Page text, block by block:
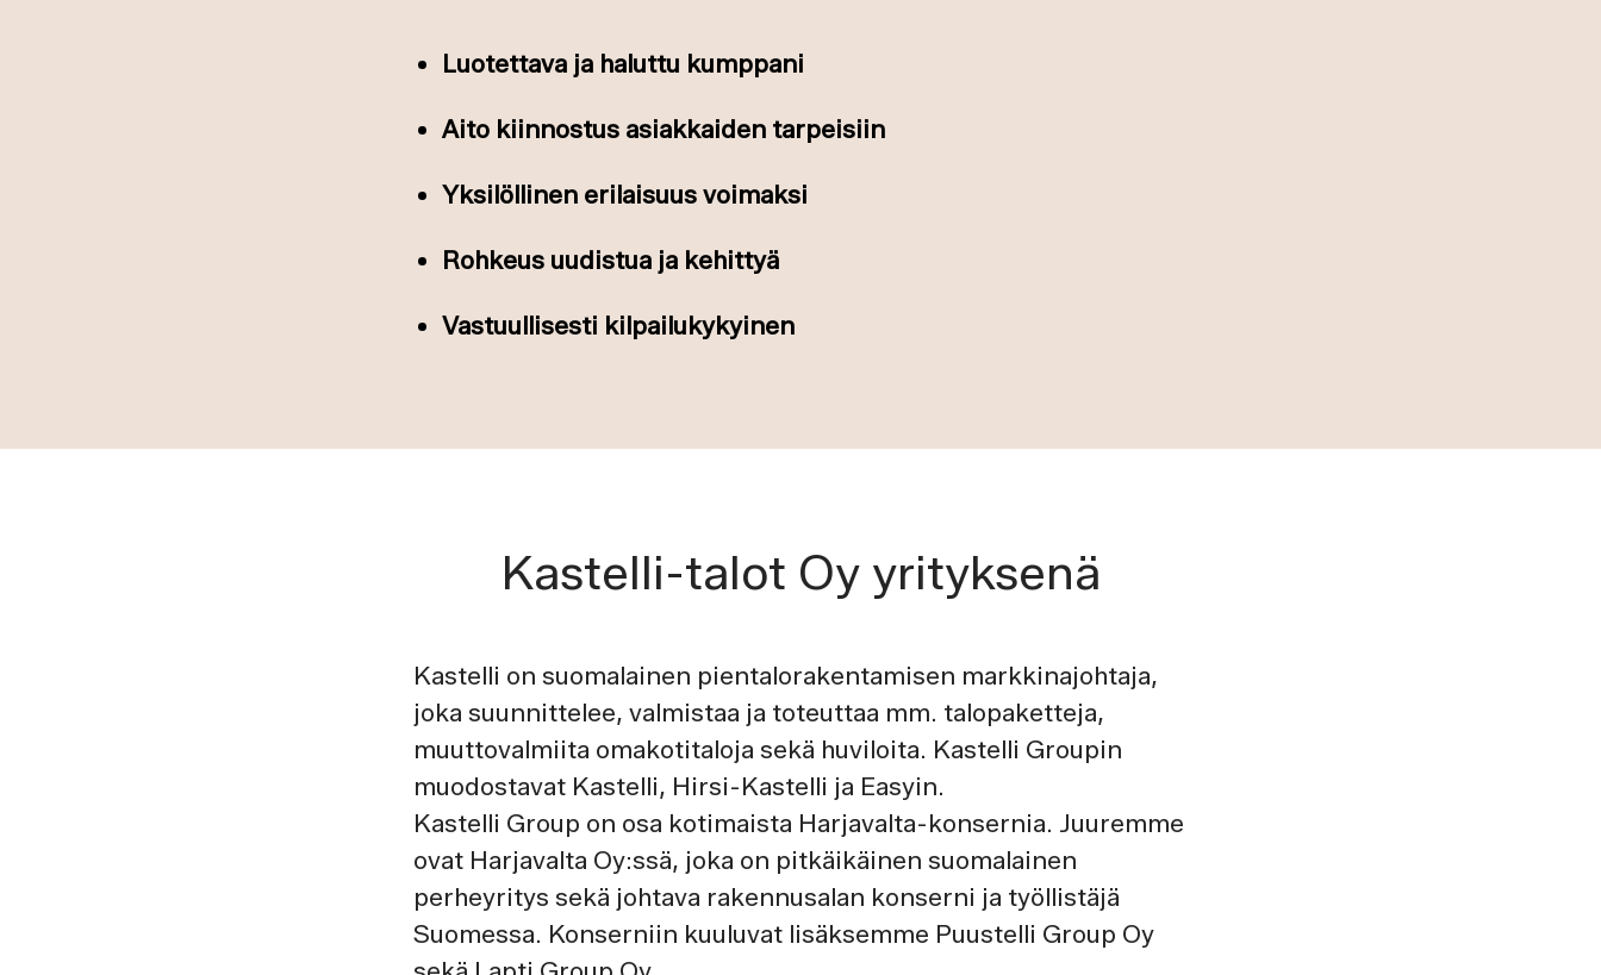
Luotettava ja haluttu kumppani
Aito kiinnostus asiakkaiden tarpeisiin
Yksilöllinen erilaisuus voimaksi
Rohkeus uudistua ja kehittyä
Vastuullisesti kilpailukykyinen
Kastelli-talot Oy yrityksenä
Kastelli on suomalainen pientalorakentamisen markkinajohtaja,
joka suunnittelee, valmistaa ja toteuttaa mm. talopaketteja,
muuttovalmiita omakotitaloja sekä huviloita. Kastelli Groupin
muodostavat Kastelli, Hirsi-Kastelli ja Easyin.
Kastelli Group on osa kotimaista Harjavalta-konsernia. Juuremme
ovat Harjavalta Oy:ssä, joka on pitkäikäinen suomalainen
perheyritys sekä johtava rakennusalan konserni ja työllistäjä
Suomessa. Konserniin kuuluvat lisäksemme Puustelli Group Oy